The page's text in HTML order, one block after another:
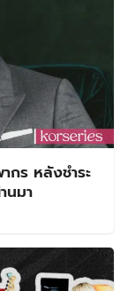
กร หลังชำระ
นมา